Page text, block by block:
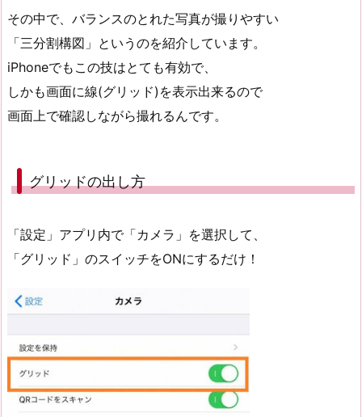
その中で、バランスのとれた写真が撮りやすい
「三分割構図」というのを紹介しています。
iPhoneでもこの技はとても有効で、
しかも画面に線(グリッド)を表示出来るので
画面上で確認しながら撮れるんです。
グリッドの出し方
「設定」アプリ内で「カメラ」を選択して、
「グリッド」のスイッチをONにするだけ！